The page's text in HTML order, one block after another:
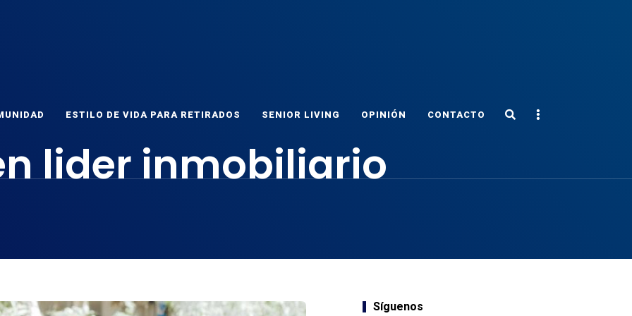
ESTILO DE VIDA PARA RETIRADOS SENIOR LIVING OPINIÓN CONTACTO SearchSidebar
lider inmobiliario
Síguenos